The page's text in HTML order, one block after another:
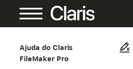
Ajuda do Claris
FileMaker Pro